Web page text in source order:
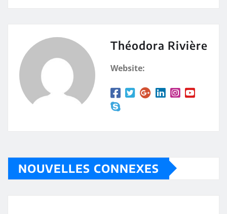
Théodora Rivière
Website:
NOUVELLES CONNEXES